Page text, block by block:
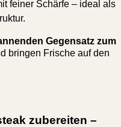
feiner Schärfe – ideal als
Gegensatz zum
bringen Frische auf den
zubereiten –